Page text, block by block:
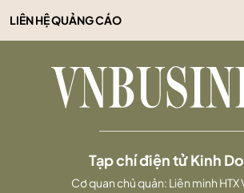
LIÊN HỆ QUẢNG CÁO
Tạp chí điện tử Kinh
Cơ quan chủ quản: Liên minh HTX